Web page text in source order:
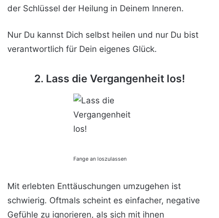
der Schlüssel der Heilung in Deinem Inneren.
Nur Du kannst Dich selbst heilen und nur Du bist
verantwortlich für Dein eigenes Glück.
2. Lass die Vergangenheit los!
Fange an loszulassen
Mit erlebten Enttäuschungen umzugehen ist
schwierig. Oftmals scheint es einfacher, negative
Gefühle zu ignorieren, als sich mit ihnen